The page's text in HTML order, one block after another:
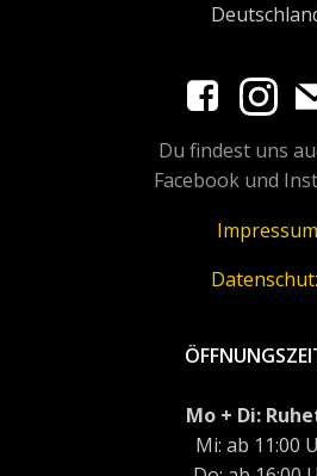
Du findest uns
Facebook und
Impressum
Mo + Di:
Mi: ab 11:00